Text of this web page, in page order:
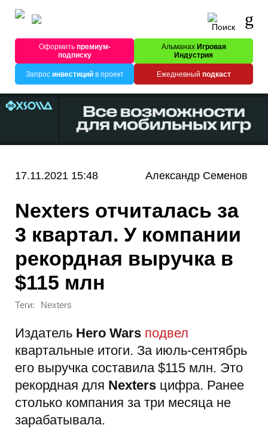
Оформитьпремиум-
подписку
Альманах Игровая
Индустрия
Запрос инвестицийв проект Ежедневный подкаст
17.11.2021 15:48 Александр Семенов
Nexters отчиталась за
3 квартал. У компании
рекордная выручка в
$115 млн
Теги: Nexters
Издатель Hero Wars подвел
квартальные итоги. За июль-сентябрь
его выручка составила $115 млн. Это
рекордная для Nexters цифра. Ранее
столько компания за три месяца не
зарабатывала.